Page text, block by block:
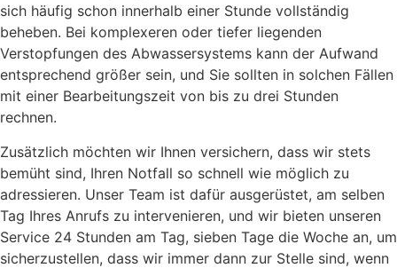
sich häufig schon innerhalb einer Stunde vollständig
beheben. Bei komplexeren oder tiefer liegenden
Verstopfungen des Abwassersystems kann der Aufwand
entsprechend größer sein, und Sie sollten in solchen Fällen
mit einer Bearbeitungszeit von bis zu drei Stunden
rechnen.
Zusätzlich möchten wir Ihnen versichern, dass wir stets
bemüht sind, Ihren Notfall so schnell wie möglich zu
adressieren. Unser Team ist dafür ausgerüstet, am selben
Tag Ihres Anrufs zu intervenieren, und wir bieten unseren
Service 24 Stunden am Tag, sieben Tage die Woche an, um
sicherzustellen, dass wir immer dann zur Stelle sind, wenn